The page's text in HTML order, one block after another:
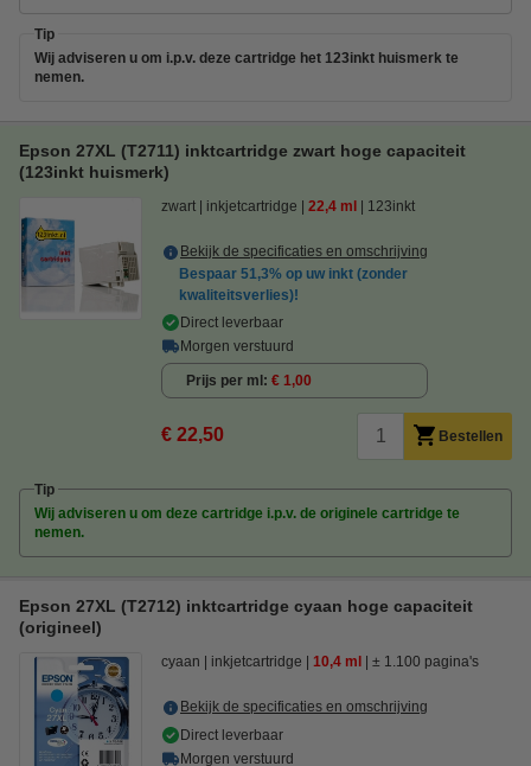
Tip
Wij adviseren u om i.p.v. deze cartridge het 123inkt huismerk te
nemen.
Epson 27XL (T2711) inktcartridge zwart hoge capaciteit
(123inkt huismerk)
zwart inkjetcartridge 22,4 ml 123inkt
Bekijk de specificaties en omschrijving
Bespaar 51,3% op uw inkt (zonder
kwaliteitsverlies)!
Direct leverbaar
Morgen verstuurd
Prijs per ml € 1,00
€ 22,50 Bestellen
Tip
Wij adviseren u om deze cartridge i.p.v. de originele cartridge te
nemen.
Epson 27XL (T2712) inktcartridge cyaan hoge capaciteit
(origineel)
cyaan inkjetcartridge 10,4 ml ± 1.100 pagina's
Bekijk de specificaties en omschrijving
Direct leverbaar
Morgen verstuurd